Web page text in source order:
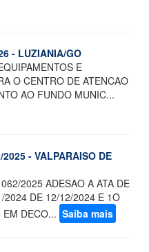
- LUZIANIA/GO
E
O CENTRO DE ATENCAO
AO FUNDO MUNIC...
- VALPARAISO DE
2025 ADESAO A ATA DE
2024 DE 12/12/2024 E 1O
DECO... Saiba mais